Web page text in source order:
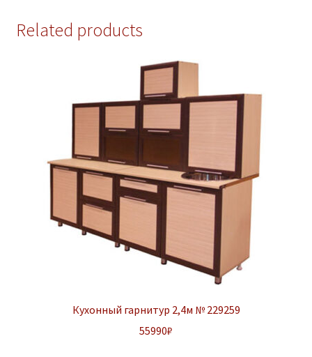
Related products
Кухонный гарнитур 2,4м № 229259
55990₽